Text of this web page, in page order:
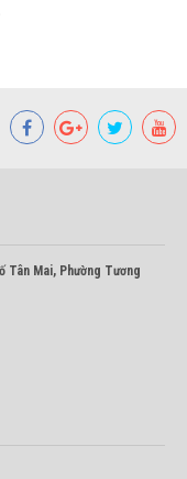
Tân Mai, Phường Tương